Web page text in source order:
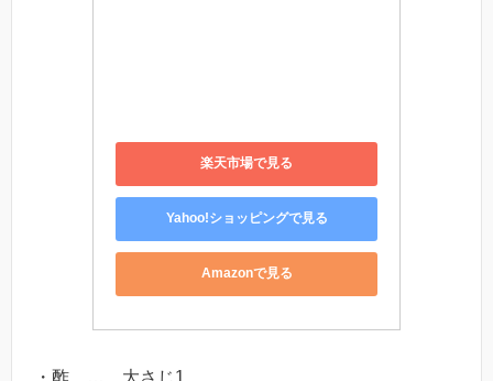
楽天市場で見る
Yahoo!ショッピングで見る
Amazonで見る
・酢 … 大さじ1